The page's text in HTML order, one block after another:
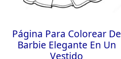
Página Para Colorear De
Barbie Elegante En Un
Vestido